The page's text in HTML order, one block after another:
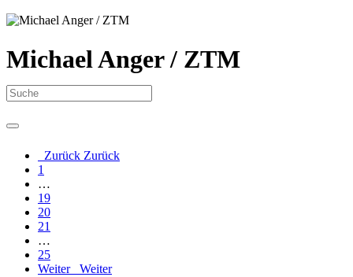
Michael Anger / ZTM
Zurück Zurück
1
…
19
20
21
…
25
Weiter
Weiter